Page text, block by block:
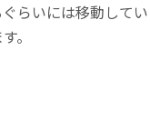
らいには移動して
。